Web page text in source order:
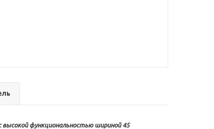
высокой функциональностью шириной 45